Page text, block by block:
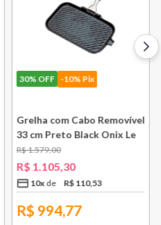
30%OFF -10% Pix
Grelha com Cabo Removível
33 cm Preto Black Onix Le
Creuset
R$1.579,00
R$ 1.105,30
10x R$110,53
R$ 994,77